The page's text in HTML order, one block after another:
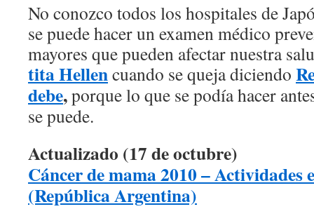
No conozco todos los hospitales de
se puede hacer un examen médico
mayores que pueden afectar nuestra
tita Hellencuando se queja diciendo
debe,porque lo que se podía hacer
se puede.
Actualizado (17 de octubre)
Cáncer de mama 2010 – Actividades
(República Argentina)